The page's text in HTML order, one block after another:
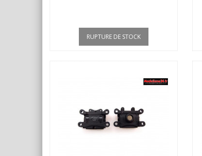
RUPTURE DE STOCK